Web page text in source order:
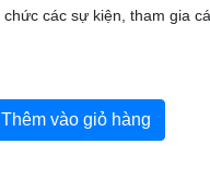
các sự kiện, tham gia
vào giỏ hàng